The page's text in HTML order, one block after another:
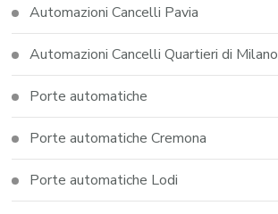
Automazioni Cancelli Pavia
Automazioni Cancelli Quartieri di Milano
Porte automatiche
Porte automatiche Cremona
Porte automatiche Lodi